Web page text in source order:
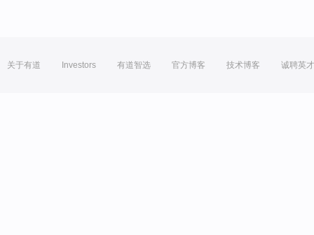
关于有道 Investors 有道智选 官方博客 技术博客 诚聘英才